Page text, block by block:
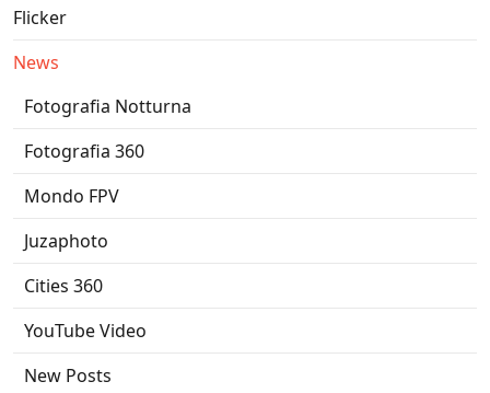
Flicker
News
Fotografia Notturna
Fotografia 360
Mondo FPV
Juzaphoto
Cities 360
YouTube Video
New Posts